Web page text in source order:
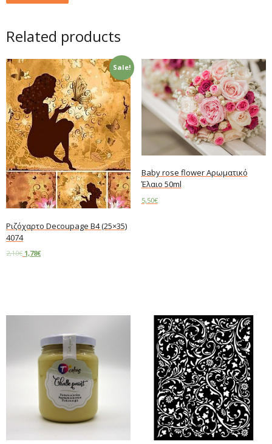
Related products
Sale!
Ριζόχαρτο Decoupage B4 (25×35)
4074
2,10€ 1,78€
Baby rose flower Αρωματικό
Έλαιο 50ml
5,50€